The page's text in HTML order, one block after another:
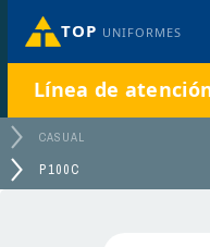
TOP UNIFORMES
Línea de
CASUAL
P100C